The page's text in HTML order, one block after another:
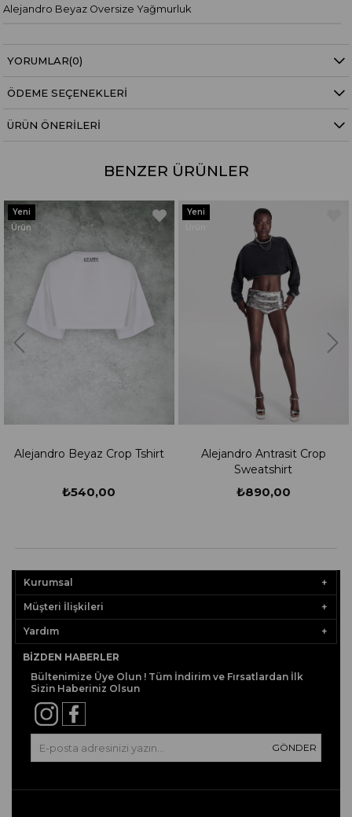
Alejandro Beyaz Oversize Yağmurluk
YORUMLAR(0)
ÖDEME SEÇENEKLERI
ÜRÜN ÖNERILERI
BENZER ÜRÜNLER
Beyaz Crop Tshirt
₺540,00
Alejandro Antrasit Crop
Sweatshirt
₺890,00
Yeni
Kurumsal
Müşteri İlişkileri
Yardım
BIZDEN HABERLER
Bültenimize Üye Olun ! Tüm İndirim ve Fırsatlardan İlk
Sizin Haberiniz Olsun
GÖNDER